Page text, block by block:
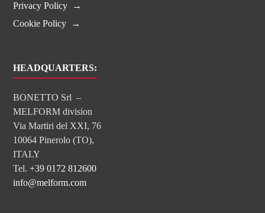
Privacy Policy
Cookie Policy
HEADQUARTERS:
BONETTO Srl –
MELFORM division
Via Martiri del XXI, 76
10064 Pinerolo (TO),
ITALY
Tel.+39 0172 812600
info@melform.com